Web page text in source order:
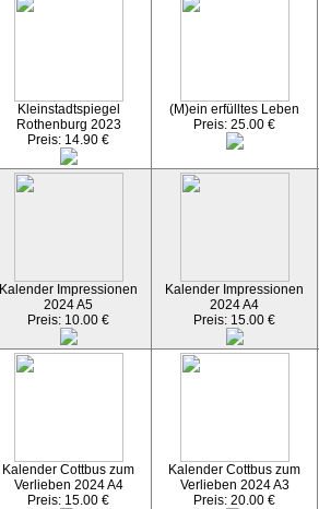
Kleinstadtspiegel
Rothenburg 2023
Preis: 14.90 €
(M)ein erfülltes Leben
Preis: 25.00 €
Kalender Impressionen
2024 A5
Preis: 10.00 €
Kalender Impressionen
2024 A4
Preis: 15.00 €
Kalender Cottbus zum
Verlieben 2024 A4
Preis: 15.00 €
Kalender Cottbus zum
Verlieben 2024 A3
Preis: 20.00 €